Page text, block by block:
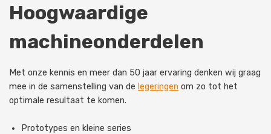
Hoogwaardige
machineonderdelen
Met onze kennis en meer dan 50 jaar ervaring denken wij graag
mee in de samenstelling van de legeringen om zo tot het
optimale resultaat te komen.
Prototypes en kleine series